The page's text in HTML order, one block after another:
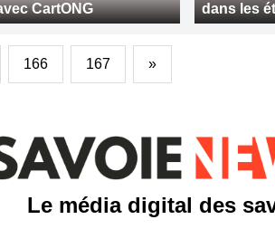
CartONG
dans les
166 167 »
Le média digital des